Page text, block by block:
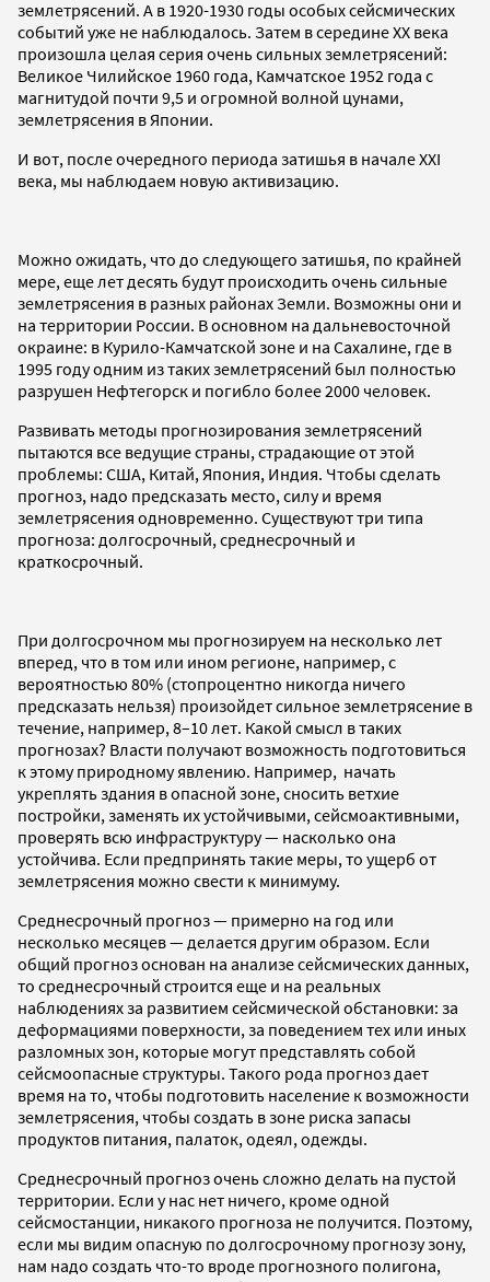
землетрясений. А в 1920-1930 годы особых сейсмических
событий уже не наблюдалось. Затем в середине XX века
произошла целая серия очень сильных землетрясений:
Великое Чилийское 1960 года, Камчатское 1952 года с
магнитудой почти 9,5 и огромной волной цунами,
землетрясения в Японии.
И вот, после очередного периода затишья в начале XXI
века, мы наблюдаем новую активизацию.
Можно ожидать, что до следующего затишья, по крайней
мере, еще лет десять будут происходить очень сильные
землетрясения в разных районах Земли. Возможны они и
на территории России. В основном на дальневосточной
окраине: в Курило-Камчатской зоне и на Сахалине, где в
1995 году одним из таких землетрясений был полностью
разрушен Нефтегорск и погибло более 2000 человек.
Развивать методы прогнозирования землетрясений
пытаются все ведущие страны, страдающие от этой
проблемы: США, Китай, Япония, Индия. Чтобы сделать
прогноз, надо предсказать место, силу и время
землетрясения одновременно. Существуют три типа
прогноза: долгосрочный, среднесрочный и
краткосрочный.
При долгосрочном мы прогнозируем на несколько лет
вперед, что в том или ином регионе, например, с
вероятностью 80% (стопроцентно никогда ничего
предсказать нельзя) произойдет сильное землетрясение в
течение, например, 8–10 лет. Какой смысл в таких
прогнозах? Власти получают возможность подготовиться
к этому природному явлению. Например, начать
укреплять здания в опасной зоне, сносить ветхие
постройки, заменять их устойчивыми, сейсмоактивными,
проверять всю инфраструктуру — насколько она
устойчива. Если предпринять такие меры, то ущерб от
землетрясения можно свести к минимуму.
Среднесрочный прогноз — примерно на год или
несколько месяцев — делается другим образом. Если
общий прогноз основан на анализе сейсмических данных,
то среднесрочный строится еще и на реальных
наблюдениях за развитием сейсмической обстановки: за
деформациями поверхности, за поведением тех или иных
разломных зон, которые могут представлять собой
сейсмоопасные структуры. Такого рода прогноз дает
время на то, чтобы подготовить население к возможности
землетрясения, чтобы создать в зоне риска запасы
продуктов питания, палаток, одеял, одежды.
Среднесрочный прогноз очень сложно делать на пустой
территории. Если у нас нет ничего, кроме одной
сейсмостанции, никакого прогноза не получится. Поэтому,
если мы видим опасную по долгосрочному прогнозу зону,
нам надо создать что-то вроде прогнозного полигона,